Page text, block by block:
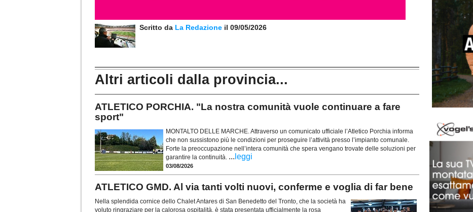
Scritto da La Redazione il 09/05/2026
Altri articoli dalla provincia...
ATLETICO PORCHIA. "La nostra comunità vuole continuare a fare
sport"
MONTALTO DELLE MARCHE. Attraverso un comunicato ufficiale l’Atletico Porchia informa
che non sussistono più le condizioni per proseguire l’attività presso l’impianto comunale.
Forte la preoccupazione nell’intera comunità che spera vengano trovate delle soluzioni per
garantire la continuità. ... leggi
03/08/2026
ATLETICO GMD. Al via tanti volti nuovi, conferme e voglia di far bene
Nella splendida cornice dello Chalet Antares di San Benedetto del Tronto, che la società ha
voluto ringraziare per la calorosa ospitalità, è stata presentata ufficialmente la rosa